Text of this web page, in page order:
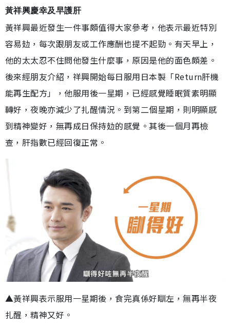
黃祥興慶幸及早護肝
黃祥興最近發生一件事頗值得大家參考，他表示最近特別
容易攰，每次跟朋友或工作應酬也提不起勁。有天早上，
他的太太忍不住問他發生什麼事，原因是他的面色頗差。
後來經朋友介紹，祥興開始每日服用日本製「Return肝機
能再生配方」，他服用後一星期，已經感覺睡眠質素明顯
轉好，夜晚亦減少了扎醒情況。到第二個星期，則明顯感
到精神變好，無再成日保持攰的感覺。其後一個月再檢
查，肝指數已經回復正常。
▲黃祥興表示服用一星期後，食完真係好瞓左，無再半夜
扎醒，精神又好。